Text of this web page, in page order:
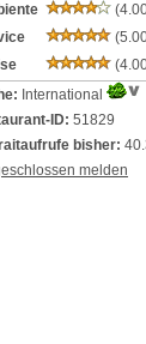
International
ID: 51829
bisher:
melden